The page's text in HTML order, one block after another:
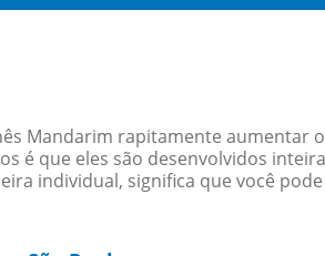
Mandarim rapitamente aumentar
é que eles são desenvolvidos
individual, significa que você